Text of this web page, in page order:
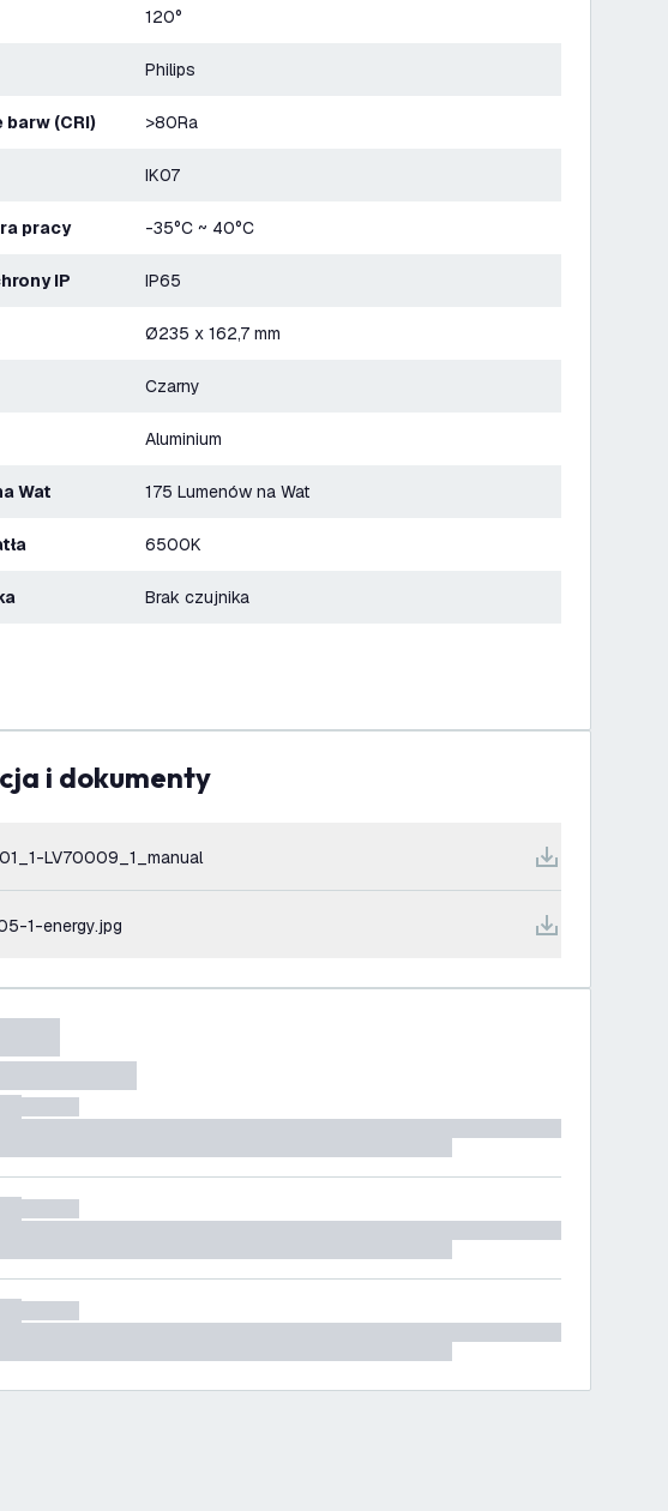
120°
Philips
barw (CRI) >80Ra
IK07
pracy -35°C ~ 40°C
IP IP65
Ø235 x 162,7 mm
Czarny
Aluminium
Wat 175 Lumenów na Wat
6500K
Brak czujnika
i dokumenty
LV70009_1_manual
1-energy.jpg